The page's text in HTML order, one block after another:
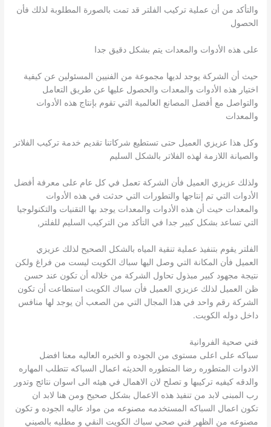
والتأكد من أن عملية تركيب الفلتر قد تمت بالصورة المطلوبة لذلك فأن
الحصول
على هذه الأدوات والمعدات يتم بشكل دقيق جدا
حيث أن الشركة يوجد لديها مجموعة من الفنيين المسئولين عن كيفية
اختيار هذه الأدوات والمعدات والحصول عليها عن طريق التعامل
والتواصل مع أفضل المصانع العالمية التي تقوم بإنتاج هذه الأدوات
والمعدات
وكل هذا عزيزي العميل حتى تستطيع شركاتنا تقديم خدمة تركيب الفلاتر
والصيانة اللازمة لهذه الفلاتر بالشكل السليم
ولذلك عزيزي العميل فأن الشركة تعمل في كل عام على معرفة أفضل
الأدوات التي تم إنتاجها والتطورات التي حدثت في هذه الأدوات
والمعدات حيث أن هذه الأدوات والمعدات يوجد بها التقنيات والتكنولوجيا
التي تساعد بشكل كبير جدا في التأكد من التركيب السليم للفلتر,
الفلتر يقوم بتنفيذ عملية تنقية المياه بالشكل الصحيح لذلك عزيزي
العميل فأن المكانة التي وصل اليها سباك الكويت ليست من فراغ ولكن
نتيجة مجهود كبير مبذول تحاول الشركة من خلاله أن تكون عند حسن
ظن العميل لذلك عزيزي العميل فأن سباك الكويت استطاعت أن تكون
الشركة رقم واحد في هذا المجال التي من الصعب أن يوجد لها منافس
داخل دوله الكويت.
فني صحية الفروانية
سباكه على اعلى مستوى من الجوده و الخبره العاليه معنا افضل
الادوات المتطوره رضا المتطوره الحديثه اعمال السباكه تتطلب المهاره
والدقه كيفيه تركيبها و تصلح لان الاهمال في هيئه الى اسوان نتائج وتدور
رب المبنى لابد من تنفيذ هذه الاعمال بشكل صحيح ومن هنا لابد ان
تكون اعمال السباكه المستخدمه مصنوعه من مواد عاليه الجوده و تكون
مصنوعه من الظهر فني صحي سباك الكويت النقي و مطليه بالصيني